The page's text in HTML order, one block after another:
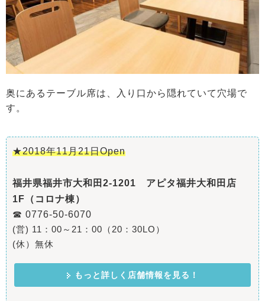
奥にあるテーブル席は、入り口から隠れていて穴場で
す。
★2018年11月21日Open
福井県福井市大和田2-1201 アピタ福井大和田店
1F（コロナ棟）
☎ 0776-50-6070
(営) 11：00～21：00（20：30LO）
(休）無休
もっと詳しく店舗情報を見る！